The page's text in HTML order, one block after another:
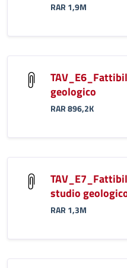
RAR 1,9M
geologico
RAR 896,2K
studio
RAR 1,3M